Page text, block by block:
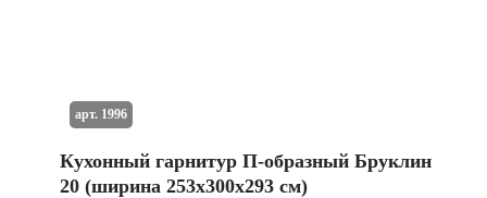
Кухонный гарнитур П-образный Бруклин
20 (ширина 253х300х293 см)
арт. 1996